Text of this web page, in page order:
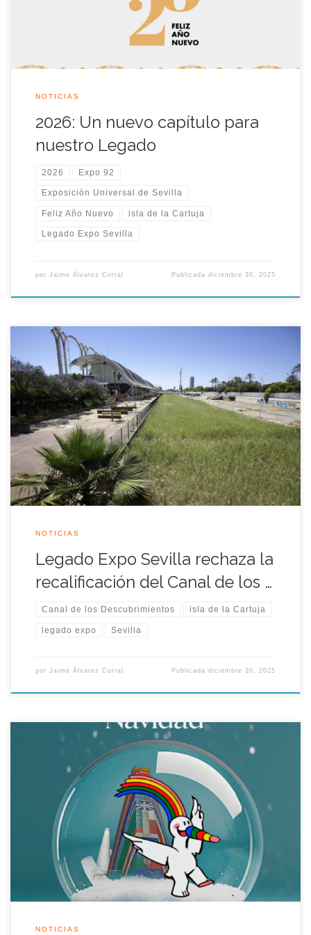
NOTICIAS
2026: Un nuevo capítulo para
nuestro Legado
2026 Expo 92
Exposición Universal de Sevilla
Feliz Año Nuevo isla de la Cartuja
Legado Expo Sevilla
por Jaime Álvarez Corral Publicadadiciembre 30, 2025
La Asociación Legado Expo Sevilla manifiesta públicamente
su más firme rechazo y desacuerdo por la recalificación de los
terrenos del Canal de los Descubrimientos, aprobada por la
Junta de Andalucía y el Ayuntamiento de Sevilla, puesto que
es una decisión que supone un grave atentado contra el
patrimonio ciudadano al […]
NOTICIAS
Legado Expo Sevilla rechaza la
recalificación del Canal de los …
Canal de los Descubrimientos isla de la Cartuja
legado expo Sevilla
por Jaime Álvarez Corral Publicadadiciembre 20, 2025
Queridos compañeros, amigos y colaboradores de la
Asociación Legado Expo Sevilla, A medida que el año se
acerca a su fin, y las luces de la Navidad comienzan a iluminar
nuestras calles y hogares, es el momento perfecto para
detenernos un instante, mirar atrás con gratitud y celebrar
todo lo […]
NOTICIAS